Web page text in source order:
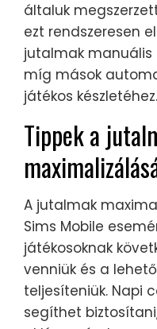
általuk
ezt rendszeresen
jutalmak manuális
míg mások
játékos készletéhez.
Tippek a
A jutalmak
Sims Mobile
játékosoknak
venniük és a
teljesíteniük. Napi
segíthet